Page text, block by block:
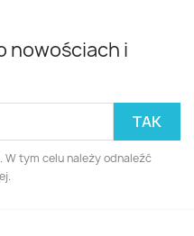
nowościach i
tym celu należy odnaleźć